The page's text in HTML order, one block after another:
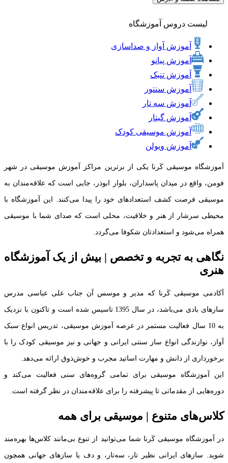
لیست دروس آموزشگاه
آموزش آواز و صداسازی
آموزش پیانو
آموزش تنبک
آموزش سنتور
آموزش سه تار
آموزش گیتار
آموزش موسیقی کودک
آموزش ویولن
آموزشگاه موسیقی کَرنا یکی از برترین مراکز آموزش موسیقی در شهر
فومن، واقع در میدان پاسداران، بلوار ابوذر، جایی است که علاقه‌مندان به
موسیقی فرصت کشف استعدادهای خود را پیدا می‌کنند. این آموزشگاه با
محیطی سرشار از هنر و خلاقیت، محلی است که صدای شما با موسیقی
همراه می‌شود و استعدادتان شکوفا می‌گردد.
نگاهی به تجربه و تخصص | بیش از یک آموزشگاه
هنری
آکادمی موسیقی کَرنا که مدیر و موسس آن جناب علی عباسی مدرس
سازهای بادی می‌باشد، در سال 1395 تاسیس شده است و تاکنون با نزدیک
به 10 سال فعالیت مستمر در عرصه آموزش موسیقی، تدریس انواع سبک
آواز، نوازندگی انواع ساز سنتی ایرانی و جهانی و نیز موسیقی کودک را با
برخورداری از دانش و مهارت اساتید مجرب و خوش‌ذوق ارائه می‌دهد.
این آموزشگاه موسیقی برای تمامی گروه‌های سنی فعالیت می‌کند و
دوره‌هایی از مقدماتی تا پیشرفته را برای علاقه‌مندان در نظر گرفته است.
کلاس‌های متنوع | موسیقی برای همه
در آموزشگاه موسیقی کَرنا شما می‌توانید از تنوع بی‌مانند کلاس‌ها بهره‌مند
شوید. سازهای ایرانی نظیر تار، سه‌تار، و دف یا سازهای جهانی همچون